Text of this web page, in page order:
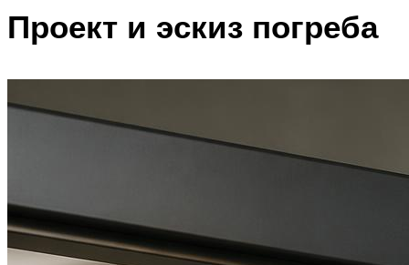
Проект и эскиз погреба